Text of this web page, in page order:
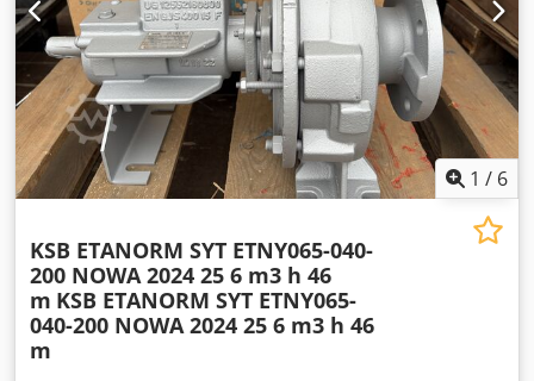
1 / 6
KSB ETANORM SYT ETNY065-040-
200 NOWA 2024 25 6 m3 h 46
m KSB ETANORM SYT ETNY065-
040-200 NOWA 2024 25 6 m3 h 46
m